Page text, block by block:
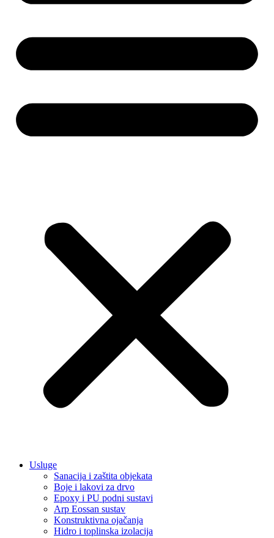
Usluge
Sanacija i zaštita objekata
Boje i lakovi za drvo
Epoxy i PU podni sustavi
Arp Eossan sustav
Konstruktivna ojačanja
Hidro i toplinska izolacija